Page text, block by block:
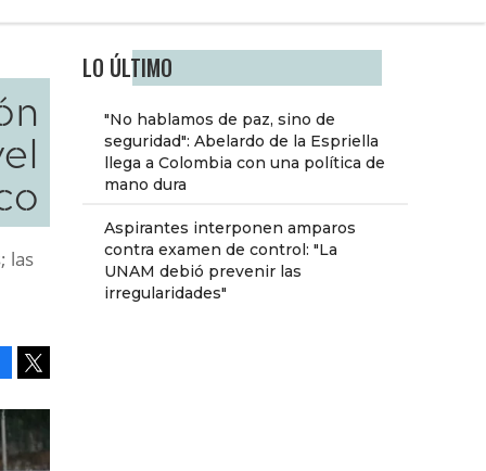
LO ÚLTIMO
"No hablamos de paz, sino de
seguridad": Abelardo de la Espriella
llega a Colombia con una política de
mano dura
Aspirantes interponen amparos
contra examen de control: "La
UNAM debió prevenir las
irregularidades"
las